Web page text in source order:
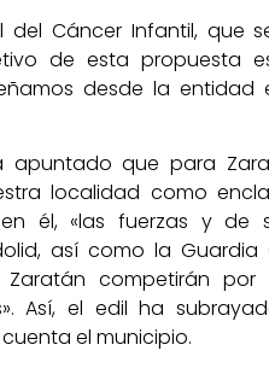
del Cáncer Infantil, que
de esta propuesta
desde la entidad
apuntado que para
localidad como
él, «las fuerzas y de
así como la Guardia
competirán
Así, el edil ha
el municipio.